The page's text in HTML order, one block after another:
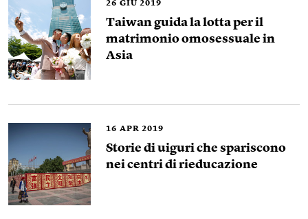
26 GIU 2019
Taiwan guida la lotta per il
matrimonio omosessuale in
Asia
16 APR 2019
Storie di uiguri che spariscono
nei centri di rieducazione